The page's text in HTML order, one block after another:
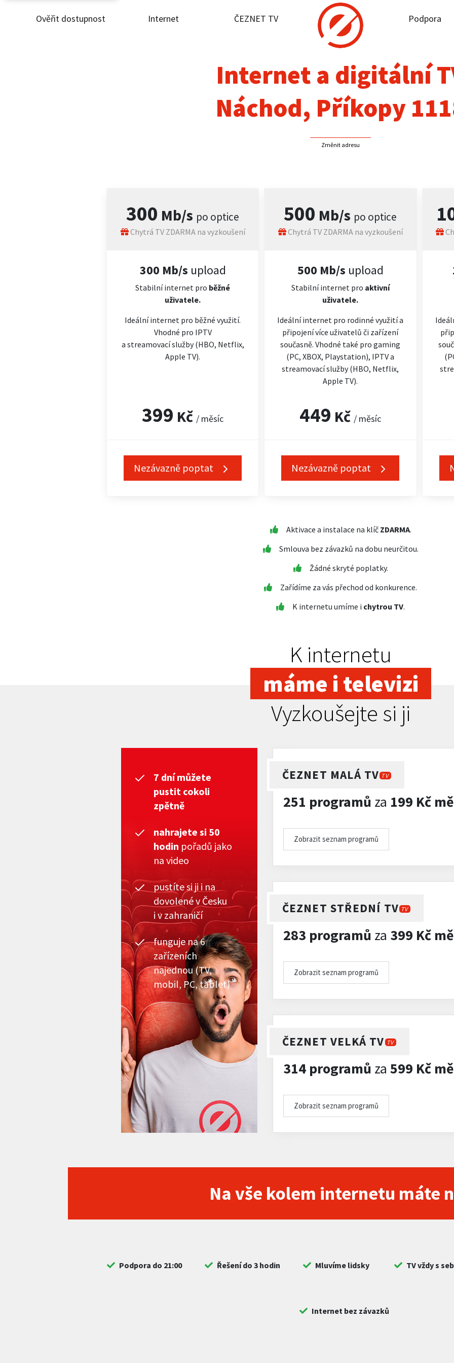
Ověřit dostupnost Internet ČEZNET TV Podpora
Internet
ČEZNET TV
Podpora
Internet a digitální
Náchod, Příkopy
Změnit adresu
300 Mb/s po optice
Chytrá TV ZDARMA na vyzkoušení
300 Mb/s upload
Stabilní internet pro běžné
uživatele.
Ideální internet pro běžné využití.
Vhodné pro IPTV
a streamovací služby (HBO, Netflix,
Apple TV).
399 Kč / měsíc
Nezávazně poptat
500 Mb/s po optice
Chytrá TV ZDARMA na vyzkoušení
500 Mb/s upload
Stabilní internet pro aktivní
uživatele.
Ideální internet pro rodinné využití a
připojení více uživatelů či zařízení
současně. Vhodné také pro gaming
(PC, XBOX, Playstation), IPTV a
streamovací služby (HBO, Netflix,
Apple TV).
449 Kč / měsíc
Nezávazně poptat
Aktivace a instalace na klíč ZDARMA.
Smlouva bez závazků na dobu neurčitou.
Žádné skryté poplatky.
Zařídíme za vás přechod od konkurence.
K internetu umíme i chytrou TV.
K internetu
máme i televizi
Vyzkoušejte si ji
7 dní můžete
pustit cokoli
zpětně
nahrajete si 50
hodin pořadů jako
na video
pustíte si ji i na
dovolené v Česku
i v zahraničí
funguje na 6
zařízeních
najednou (TV,
mobil, PC, tablet)
ČEZNET MALÁ TV TV
251 programů za 199 Kč
Zobrazit seznam programů
ČEZNET STŘEDNÍ TV TV
283 programů za 399 Kč
Zobrazit seznam programů
ČEZNET VELKÁ TV TV
314 programů za 599 Kč
Zobrazit seznam programů
Na vše kolem internetu máte
Podpora do 21:00 Řešení do 3 hodin Mluvíme lidsky TV vždy s
Internet bez závazků